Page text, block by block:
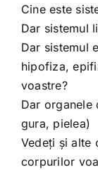
Cine este
Dar sistemul
Dar sistemul
hipofiza,
voastre?
Dar organele
gura, pielea)
Vedeți și alte
corpurilor